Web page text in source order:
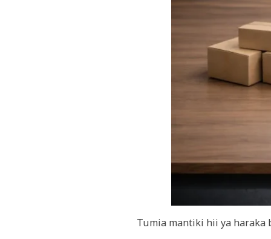
Tumia mantiki hii ya